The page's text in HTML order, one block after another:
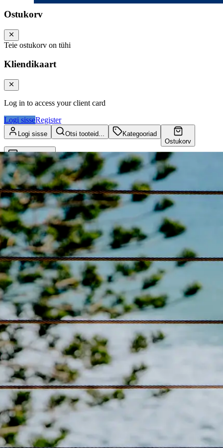
Ostukorv
Teie ostukorv on tühi
Kliendikaart
Log in to access your client card
Logi sisseRegister
Logi sisse Otsi tooteid...
Kategooriad
Ostukorv
Kliendikaart